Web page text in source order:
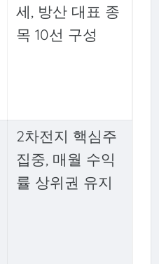
세, 방산 대표 종
목 10선 구성
2차전지 핵심주
집중, 매월 수익
률 상위권 유지